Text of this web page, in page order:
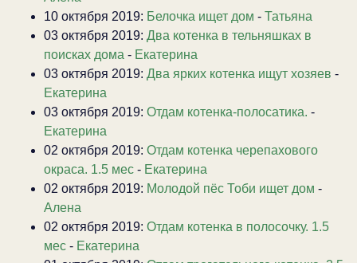
10 октября 2019: Белочка ищет дом - Татьяна
03 октября 2019: Два котенка в тельняшках в
поисках дома - Екатерина
03 октября 2019: Два ярких котенка ищут хозяев -
Екатерина
03 октября 2019: Отдам котенка-полосатика. -
Екатерина
02 октября 2019: Отдам котенка черепахового
окраса. 1.5 мес - Екатерина
02 октября 2019: Молодой пёс Тоби ищет дом -
Алена
02 октября 2019: Отдам котенка в полосочку. 1.5
мес - Екатерина